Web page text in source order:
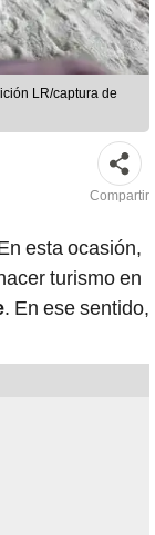
LR/captura de
Compartir
esta ocasión,
turismo en
. En ese sentido,